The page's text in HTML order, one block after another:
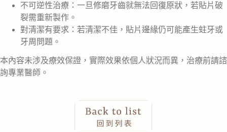
不可逆性治療：一旦修磨牙齒就無法回復原狀，若貼片破
裂需重新製作。
對清潔有要求：若清潔不佳，貼片邊緣仍可能產生蛀牙或
牙周問題。
本內容未涉及療效保證，實際效果依個人狀況而異，治療前請諮
詢專業醫師。